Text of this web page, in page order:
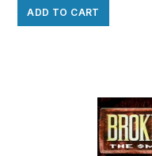
ADD TO CART